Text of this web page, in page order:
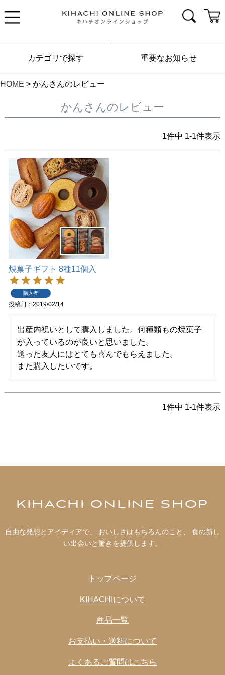
カテゴリで探す 重要なお知らせ
HOME かんさんのレビュー
かんさんのレビュー
1件中 1-1件表示
焼菓子ギフト 8種11個入
購入者
投稿日 2019/02/14
出産内祝いとして購入しました。何種類もの焼菓子
が入っているのが良いと思いました。
送った友人にはとても喜んでもらえました。
1件中 1-1件表示
KIHACHI ONLINE SHOP
自由な発想とアイディアで、 おいしさはもちろんのこと、 食の新し
い出会いと驚きを提供します。
トップページ
KIHACHIについて
商品一覧
お支払い・送料について
よくあるご質問はこちら